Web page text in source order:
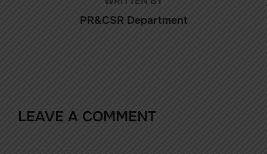
PR&CSR Department
LEAVE A COMMENT